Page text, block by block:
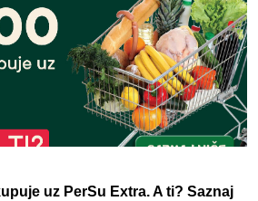
uz PerSu Extra. A ti? Saznaj